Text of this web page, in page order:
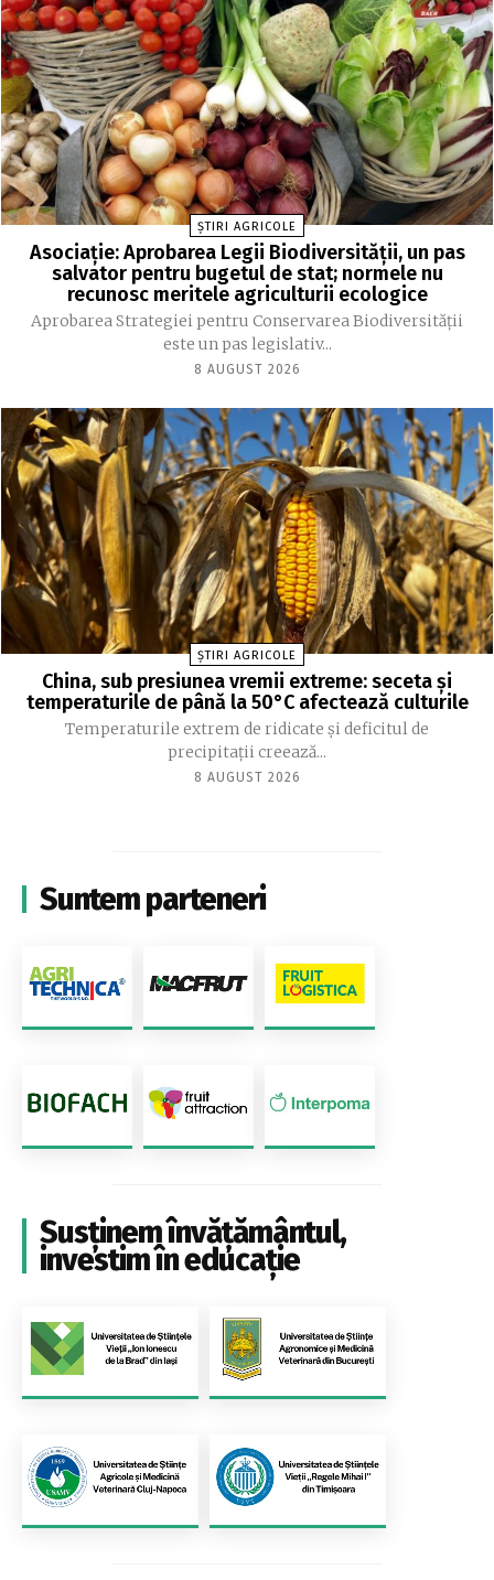
ȘTIRI AGRICOLE
Asociație: Aprobarea Legii Biodiversității, un pas
salvator pentru bugetul de stat; normele nu
recunosc meritele agriculturii ecologice
Aprobarea Strategiei pentru Conservarea Biodiversității
este un pas legislativ...
8 AUGUST 2026
ȘTIRI AGRICOLE
China, sub presiunea vremii extreme: seceta și
temperaturile de până la 50°C afectează culturile
Temperaturile extrem de ridicate și deficitul de
precipitații creează...
8 AUGUST 2026
Suntem parteneri
Susținem învățământul,
investim în educație